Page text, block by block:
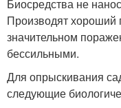
Биосредства не
Производят хороший
значительном
бессильными.
Для опрыскивания
следующие